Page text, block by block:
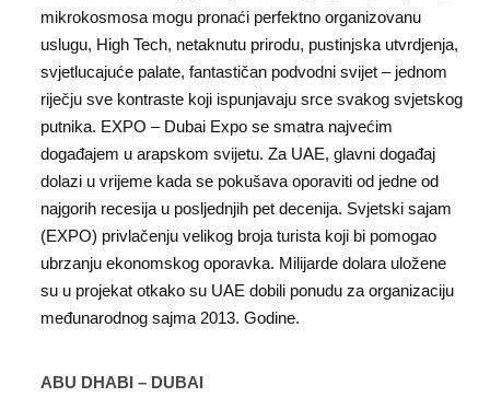
mikrokosmosa mogu pronaći perfektno organizovanu
uslugu, High Tech, netaknutu prirodu, pustinjska utvrdjenja,
svjetlucajuće palate, fantastičan podvodni svijet – jednom
riječju sve kontraste koji ispunjavaju srce svakog svjetskog
putnika. EXPO – Dubai Expo se smatra najvećim
događajem u arapskom svijetu. Za UAE, glavni događaj
dolazi u vrijeme kada se pokušava oporaviti od jedne od
najgorih recesija u posljednjih pet decenija. Svjetski sajam
(EXPO) privlačenju velikog broja turista koji bi pomogao
ubrzanju ekonomskog oporavka. Milijarde dolara uložene
su u projekat otkako su UAE dobili ponudu za organizaciju
međunarodnog sajma 2013. Godine.
ABU DHABI – DUBAI